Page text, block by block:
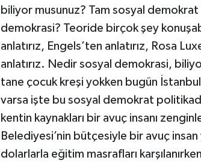
biliyor musunuz? Tam sosyal
demokrasi? Teoride birçok şey
anlatırız, Engels’ten anlatırız, Rosa
anlatırız. Nedir sosyal demokrasi,
tane çocuk kreşi yokken bugün
varsa işte bu sosyal demokrat
kentin kaynakları bir avuç insanı
Belediyesi’nin bütçesiyle bir avuç
dolarlarla eğitim masrafları